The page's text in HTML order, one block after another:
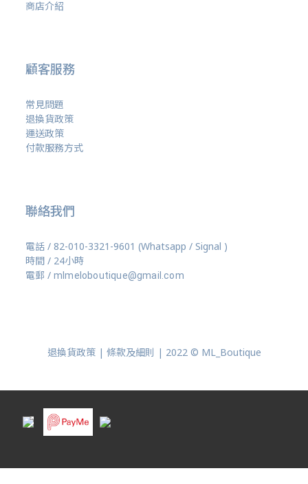
商店介紹
顧客服務
常見問題
退換貨政策
運送政策
付款服務方式
聯絡我們
電話 / 82-010-3321-9601 (Whatsapp / Signal )
時間 / 24小時
電郵 / mlmeloboutique@gmail.com
退換貨政策 | 條款及細則 | 2022 © ML_Boutique